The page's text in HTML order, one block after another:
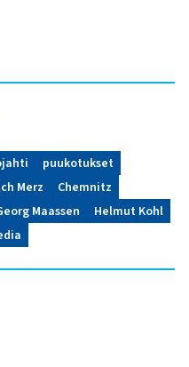
puukotukset
Merz
Chemnitz
Maassen
Helmut Kohl